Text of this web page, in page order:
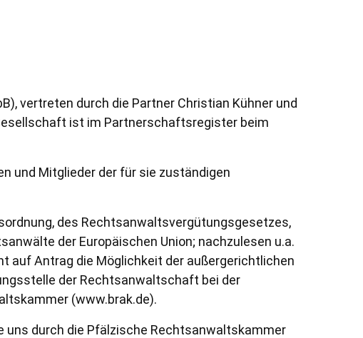
vertreten durch die Partner Christian Kühner und
ist im Partnerschaftsregister beim
und Mitglieder der für sie zuständigen
des Rechtsanwaltsvergütungsgesetzes,
der Europäischen Union; nachzulesen u.a.
auf Antrag die Möglichkeit der außergerichtlichen
der Rechtsanwaltschaft bei der
(www.brak.de).
uns durch die Pfälzische Rechtsanwaltskammer